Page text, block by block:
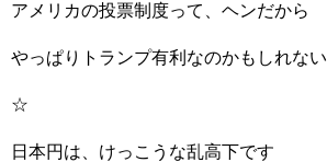
アメリカの投票制度って、ヘンだから
やっぱりトランプ有利なのかもしれない
☆
日本円は、けっこうな乱高下です